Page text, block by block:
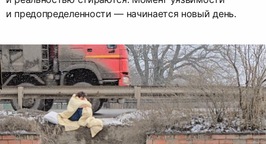
и предопределенности — начинается новый день.